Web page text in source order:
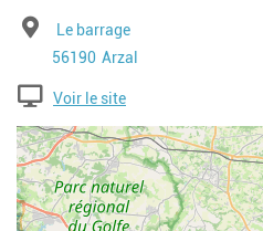
AdresseLe barrage
Code postal
56190 Ville
Arzal
Voir le site
Geolocalisation